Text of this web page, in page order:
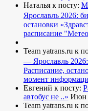
Наталья к посту:
Ярославль 2026:
остановки
расписание
Team yatrans.ru к
— Ярославль
Расписание,
момент
Евгений к посту:
автобус не ..» Июн
Team yatrans.ru к